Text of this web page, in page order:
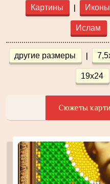
Картины | Иконы
Ислам
другие размеры |
19х24
Сюжеты